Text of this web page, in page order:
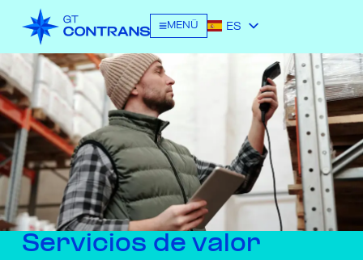
MENÚ
ES
Servicios de valor